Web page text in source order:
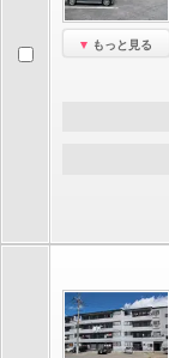
もっと見る